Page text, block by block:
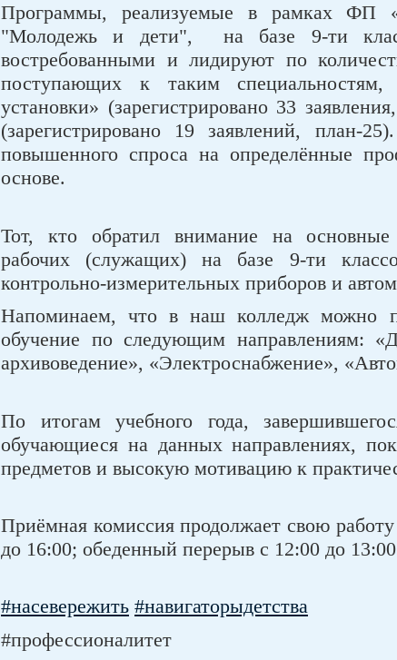
Программы, реализуемые в рамках ФП
"Молодежь и дети", на базе 9-ти
востребованными и лидируют по
поступающих к таким
установки» (зарегистрировано 33
(зарегистрировано 19 заявлений, план-
повышенного спроса на определённые
основе.
Тот, кто обратил внимание на основные
рабочих (служащих) на базе 9-ти
контрольно-измерительных приборов и
Напоминаем, что в наш колледж можно
обучение по следующим направлениям:
архивоведение», «Электроснабжение»,
По итогам учебного года,
обучающиеся на данных направлениях,
предметов и высокую мотивацию к
Приёмная комиссия продолжает свою
до 16:00; обеденный перерыв с 12:00 до
#насевережить #навигаторыдетства
#профессионалитет